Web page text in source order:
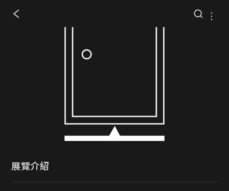
展覽介紹